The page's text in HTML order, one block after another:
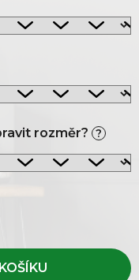
rozměr? ?